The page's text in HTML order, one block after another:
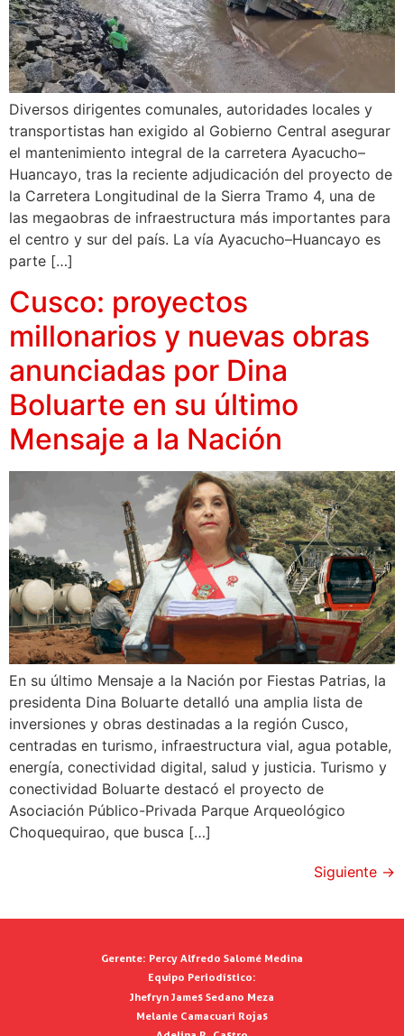
Diversos dirigentes comunales, autoridades locales y
transportistas han exigido al Gobierno Central asegurar
el mantenimiento integral de la carretera Ayacucho–
Huancayo, tras la reciente adjudicación del proyecto de
la Carretera Longitudinal de la Sierra Tramo 4, una de
las megaobras de infraestructura más importantes para
el centro y sur del país. La vía Ayacucho–Huancayo es
parte […]
Cusco: proyectos
millonarios y nuevas obras
anunciadas por Dina
Boluarte en su último
Mensaje a la Nación
En su último Mensaje a la Nación por Fiestas Patrias, la
presidenta Dina Boluarte detalló una amplia lista de
inversiones y obras destinadas a la región Cusco,
centradas en turismo, infraestructura vial, agua potable,
energía, conectividad digital, salud y justicia. Turismo y
conectividad Boluarte destacó el proyecto de
Asociación Público-Privada Parque Arqueológico
Choquequirao, que busca […]
Siguiente →
Gerente: Percy Alfredo Salomé Medina
Equipo Periodístico:
Jhefryn James Sedano Meza
Melanie Camacuari Rojas